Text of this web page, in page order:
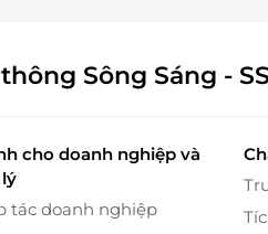
đầy đủ đồ dùng vệ sinh
Sông Sáng -
cho doanh nghiệp và
tác doanh nghiệp